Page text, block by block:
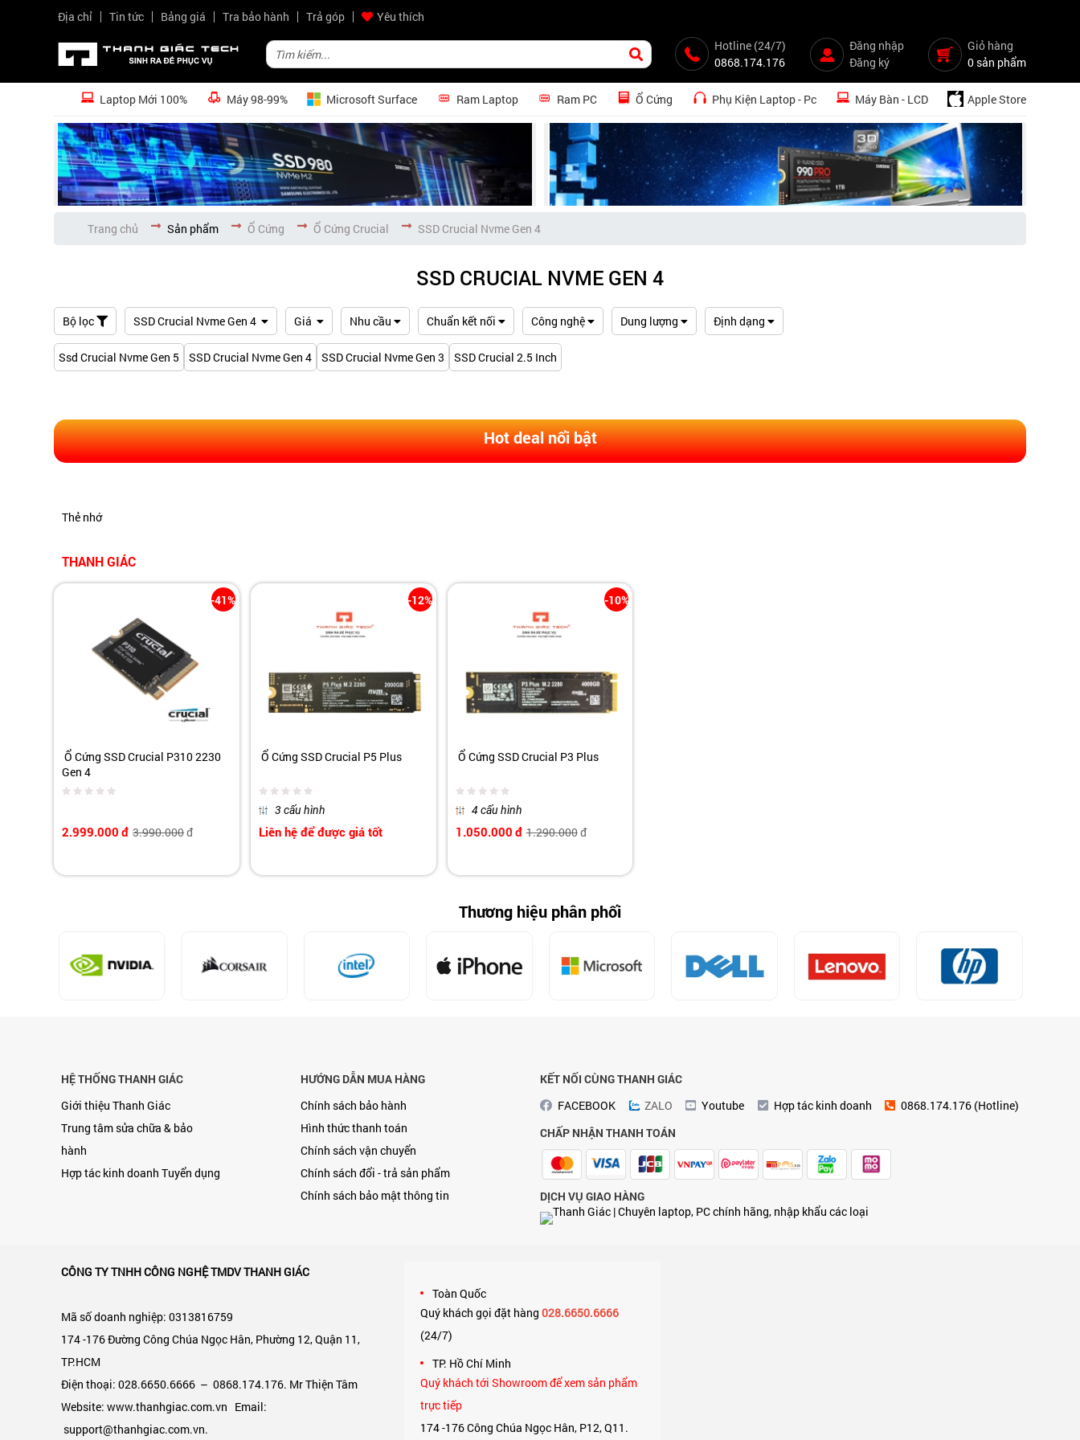
Địa chỉ Tin tức Bảng giá Tra bảo hành Trả góp
Yêu thích
Hotline (24/7)
0868.174.176
Đăng nhập
Đăng ký
Giỏ hàng
0 sản phẩm
Laptop Mới 100% Máy 98-99% Microsoft Surface Ram Laptop Ram PC Ổ Cứng Phụ Kiện Laptop - Pc Máy Bàn - LCD Apple Store
Trang chủ Sản phẩm Ổ Cứng Ổ Cứng Crucial SSD Crucial Nvme Gen 4
SSD CRUCIAL NVME GEN 4
Bộ lọc SSD Crucial Nvme Gen 4 Giá Nhu cầu Chuẩn kết nối Công nghệ Dung lượng Định dạng
Ssd Crucial Nvme Gen 5 SSD Crucial Nvme Gen 4 SSD Crucial Nvme Gen 3 SSD Crucial 2.5 Inch
Hot deal nổi bật
Thẻ nhớ
THANH GIÁC
-41%
Ổ Cứng SSD Crucial P310 2230
Gen 4
2.999.000 đ 3.990.000đ
-12%
Ổ Cứng SSD Crucial P5 Plus
3 cấu hình
Liên hệ để được giá tốt
-10%
Ổ Cứng SSD Crucial P3 Plus
4 cấu hình
1.050.000 đ 1.290.000đ
Thương hiệu phân phối
HỆ THỐNG THANH GIÁC
Giới thiệu Thanh Giác
Trung tâm sửa chữa & bảo
hành
Hợp tác kinh doanh Tuyển dụng
HƯỚNG DẪN MUA HÀNG
Chính sách bảo hành
Hình thức thanh toán
Chính sách vận chuyển
Chính sách đổi - trả sản phẩm
Chính sách bảo mật thông tin
KẾT NỐI CÙNG THANH GIÁC
FACEBOOK
ZALO Youtube Hợp tác kinh doanh
0868.174.176 (Hotline)
CHẤP NHẬN THANH TOÁN
DỊCH VỤ GIAO HÀNG
CÔNG TY TNHH CÔNG NGHỆ TMDV THANH GIÁC
Mã số doanh nghiệp: 0313816759
174 -176 Đường Công Chúa Ngọc Hân, Phường 12, Quận 11,
TP.HCM
Điện thoại: 028.6650.6666 – 0868.174.176. Mr Thiện Tâm
Website: www.thanhgiac.com.vn Email:
support@thanhgiac.com.vn.
Toàn Quốc
Quý khách gọi đặt hàng028.6650.6666
(24/7)
TP. Hồ Chí Minh
Quý khách tới Showroom để xem sản phẩm
trực tiếp
174 -176 Công Chúa Ngọc Hân, P12, Q11.